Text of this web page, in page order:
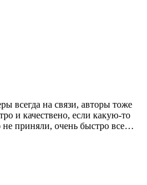
Алёна лучшая! Всё
эмоции. Все три работы
всегда на связи, авторы тоже
и качествено, если какую-то
приняли, очень быстро все
верила, что такое возможно, но